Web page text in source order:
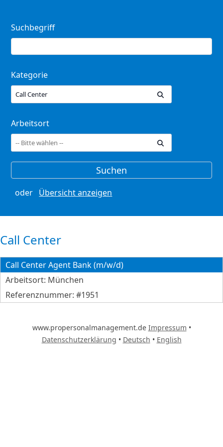
Suchbegriff
Kategorie
Call Center
Arbeitsort
oder Übersicht anzeigen
Call Center
Call Center Agent Bank (m/w/d)
Arbeitsort: München
Referenznummer: #1951
www.propersonalmanagement.de Impressum •
Datenschutzerklärung • Deutsch • English